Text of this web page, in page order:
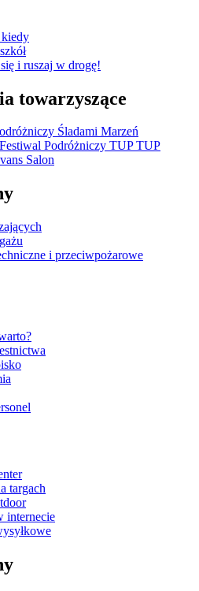
i ruszaj w drogę!
towarzyszące
Śladami Marzeń
Podróżniczy TUP TUP
Salon
i przeciwpożarowe
targach
internecie